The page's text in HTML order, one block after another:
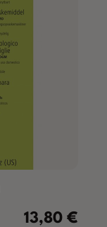
Regulärer
13,80 €